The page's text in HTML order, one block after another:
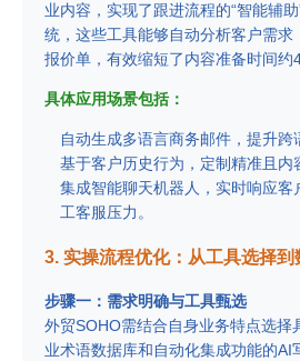
业内容，实现了跟进流程的“智能辅
统，这些工具能够自动分析客户需求
报价单，有效缩短了内容准备时间约
具体应用场景包括：
自动生成多语言商务邮件，提升跨
基于客户历史行为，定制精准且内
集成智能聊天机器人，实时响应客
工客服压力。
3. 实操流程优化：从工具选择到
步骤一：需求明确与工具甄选
外贸SOHO需结合自身业务特点选择
业术语数据库和自动化集成功能的AI